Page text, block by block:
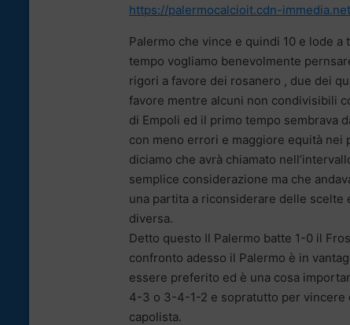
https://palermocalcioit.cdn-
Palermo che vince e quindi 10 e lode
tempo vogliamo benevolmente
rigori a favore dei rosanero , due dei
favore mentre alcuni non condivisibili
di Empoli ed il primo tempo sembrava
con meno errori e maggiore equità nei
diciamo che avrà chiamato
semplice considerazione ma che
una partita a riconsiderare delle scelte
diversa.
Detto questo Il Palermo batte 1-0 il
confronto adesso il Palermo è in
essere preferito ed è una cosa
4-3 o 3-4-1-2 e sopratutto per vincere
capolista.